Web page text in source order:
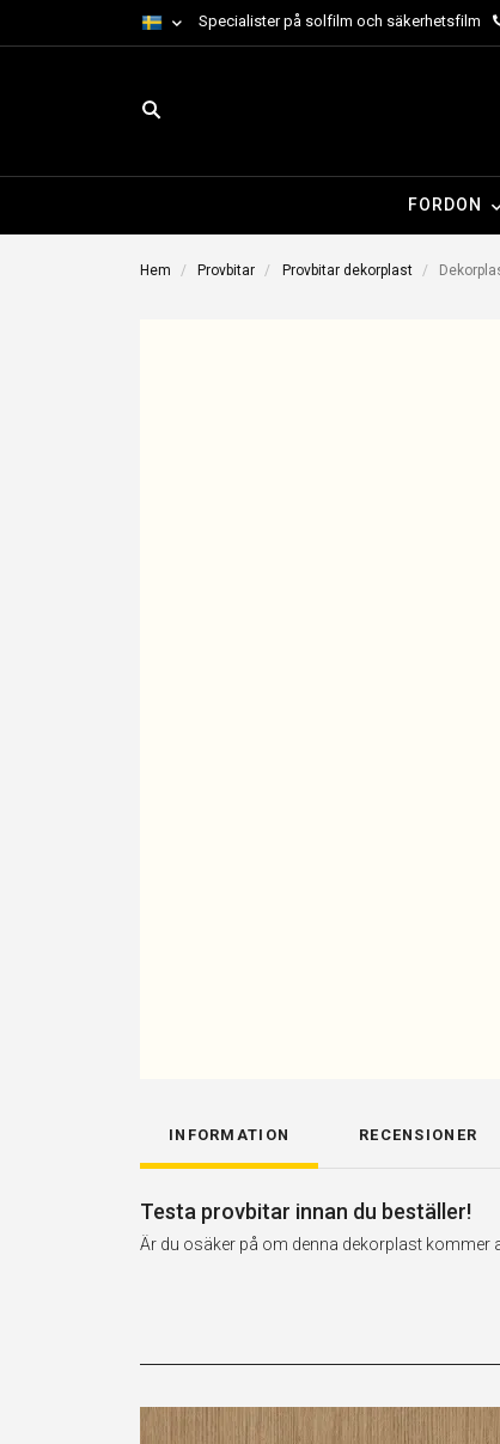
Specialister på solfilm och säkerhetsfilm
FORDON
Hem Provbitar Provbitar dekorplast
INFORMATION RECENSIONER
Testa provbitar innan du beställer!
Är du osäker på om denna dekorplast kommer